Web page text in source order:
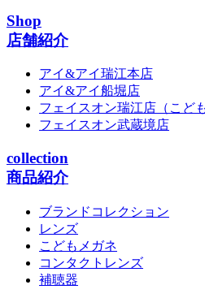
Shop
店舗紹介
アイ&アイ瑞江本店
アイ&アイ船堀店
フェイスオン瑞江店 （こど
フェイスオン武蔵境店
collection
商品紹介
ブランドコレクション
レンズ
こどもメガネ
コンタクトレンズ
補聴器